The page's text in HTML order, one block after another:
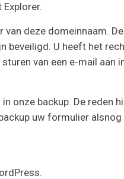
Explorer.
van deze domeinnaam.
beveiligd. U heeft het
van een e-mail aan
onze backup. De reden
uw formulier